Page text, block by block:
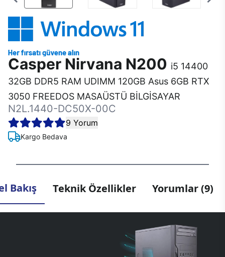
Casper Nirvana N200 i5 14400
32GB DDR5 RAM UDIMM 120GB Asus 6GB RTX
3050 FREEDOS MASAÜSTÜ BİLGİSAYAR
N2L.1440-DC50X-00C
9 Yorum
Kargo Bedava
Bakış Teknik Özellikler Yorumlar (9)